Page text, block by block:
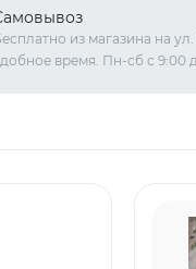
из магазина на
время. Пн-сб с 9:00